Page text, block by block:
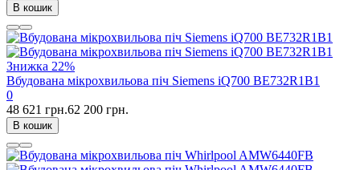
В кошик
Знижка 22%
Вбудована мікрохвильова піч Siemens iQ700 BE732R1B1
0
48 621 грн.62 200 грн.
В кошик